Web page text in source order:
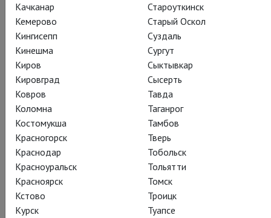
непростой задачей. Вместо дочери – сын, вместо отца –
мать, вместо мужа – жена… Режиссёр переворачивает
сюжет Барда с ног на голову, и помещает энергичную
историю о запутанных путях любви в мир победившего
матриархата, чтобы по-новому взглянуть на проблемы
гендерной иерархии и власти.
Смотреть онлайн за 550 ₽
Поделиться:
Качканар
Кемерово
Кингисепп
Кинешма
Киров
Кировград
Ковров
Коломна
Костомукша
Красногорск
Краснодар
Красноуральск
Красноярск
Кстово
Курск
Староуткинск
Старый Оскол
Суздаль
Сургут
Сыктывкар
Сысерть
Тавда
Таганрог
Тамбов
Тверь
Тобольск
Тольятти
Томск
Троицк
Туапсе